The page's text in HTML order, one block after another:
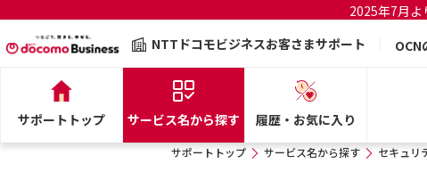
2025年7月
NTTドコモビジネスお客さまサポート
OCN
サポートトップ サービス名から探す 履歴・お気に入り
サポートトップ サービス名から探す セキュリ